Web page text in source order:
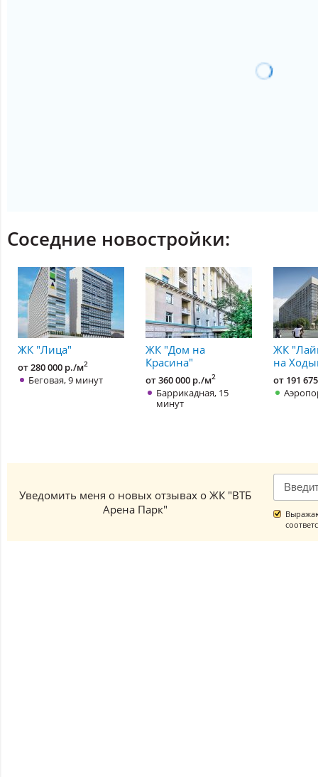
Соседние новостройки:
ЖК "Лица"
от 280 000 р./м2
Беговая, 9 минут
ЖК "Дом на
Красина"
от 360 000 р./м2
Баррикадная, 15
минут
ЖК
на
от 191
Уведомить меня о новых отзывах о ЖК "ВТБ
Арена Парк"